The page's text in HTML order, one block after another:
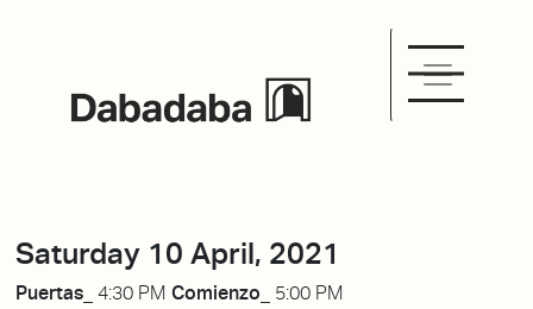
Saturday 10 April, 2021
Puertas_ 4:30 PM Comienzo_ 5:00 PM